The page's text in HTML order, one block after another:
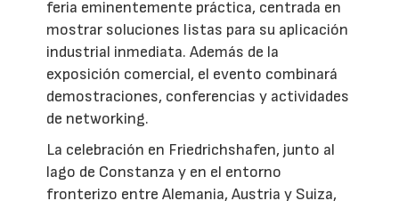
feria eminentemente práctica, centrada en
mostrar soluciones listas para su aplicación
industrial inmediata. Además de la
exposición comercial, el evento combinará
demostraciones, conferencias y actividades
de networking.
La celebración en Friedrichshafen, junto al
lago de Constanza y en el entorno
fronterizo entre Alemania, Austria y Suiza,